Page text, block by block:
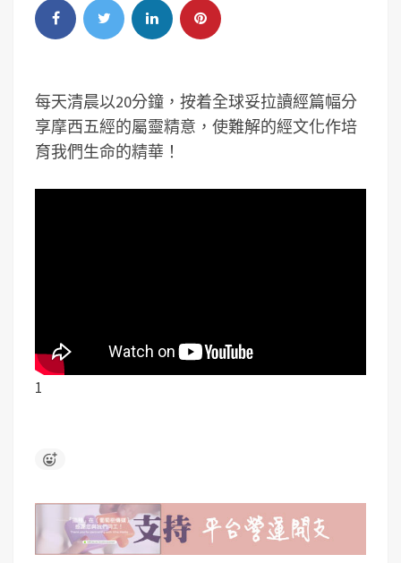
每天清晨以20分鐘，按着全球妥拉讀經篇幅分
享摩西五經的屬靈精意，使難解的經文化作培
育我們生命的精華！
1